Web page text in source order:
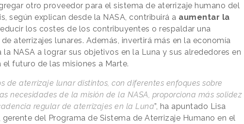
otro proveedor para el sistema de aterrizaje humano del
según explican desde la NASA, contribuirá a aumentar la
los costes de los contribuyentes o respaldar una
aterrizajes lunares. Además, invertirá más en la economía
la NASA a lograr sus objetivos en la Luna y sus alrededores en
el futuro de las misiones a Marte.
de aterrizaje lunar distintos, con diferentes enfoques sobre
necesidades de la misión de la NASA, proporciona más solidez
regular de aterrizajes en la Luna”, ha apuntado Lisa
del Programa de Sistema de Aterrizaje Humano en el